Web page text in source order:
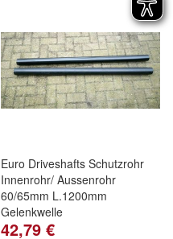
Euro Driveshafts Schutzrohr
Innenrohr/ Aussenrohr
60/65mm L.1200mm
Gelenkwelle
42,79 €